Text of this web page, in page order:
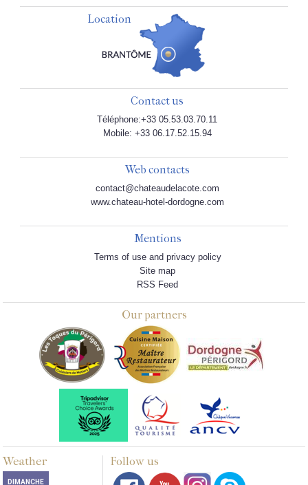
Location
Contact us
Téléphone:+33 05.53.03.70.11
Mobile: +33 06.17.52.15.94
Web contacts
contact@chateaudelacote.com
www.chateau-hotel-dordogne.com
Mentions
Terms of use and privacy policy
Site map
RSS Feed
Our partners
Weather Follow us